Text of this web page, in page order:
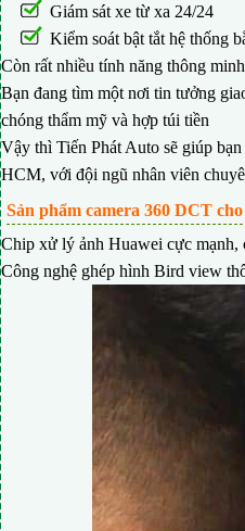
Giám sát xe từ xa 24/24
Kiểm soát bật tắt hệ thống
Còn rất nhiều tính năng thông
Bạn đang tìm một nơi tin tưởng
chóng thẩm mỹ và hợp túi tiền
Vậy thì Tiến Phát Auto sẽ giúp
HCM, với đội ngũ nhân viên
Sản phẩm camera 360 DCT
Chip xử lý ảnh Huawei cực mạnh,
Công nghệ ghép hình Bird view